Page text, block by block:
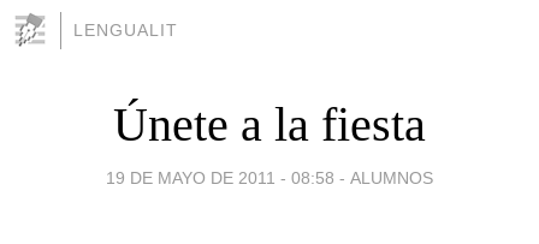
LENGUALIT
Únete a la fiesta
19 DE MAYO DE 2011 - 08:58 - ALUMNOS